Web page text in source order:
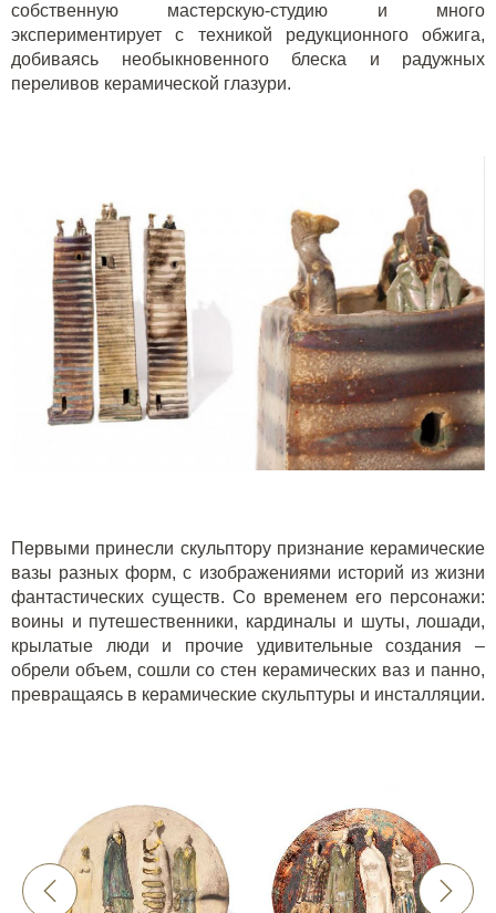
собственную мастерскую-студию и много
экспериментирует с техникой редукционного обжига,
добиваясь необыкновенного блеска и радужных
переливов керамической глазури.
Первыми принесли скульптору признание керамические
вазы разных форм, с изображениями историй из жизни
фантастических существ. Со временем его персонажи:
воины и путешественники, кардиналы и шуты, лошади,
крылатые люди и прочие удивительные создания –
обрели объем, сошли со стен керамических ваз и панно,
превращаясь в керамические скульптуры и инсталляции.